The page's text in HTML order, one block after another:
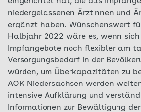
niedergelassenen Ärztinnen und
ergänzt haben. Wünschenswert
Halbjahr 2022 wäre es, wenn
Impfangebote noch flexibler am
Versorgungsbedarf in der
würden, um Überkapazitäten zu
AOK Niedersachsen werden
intensive Aufklärung und
Informationen zur Bewältigung